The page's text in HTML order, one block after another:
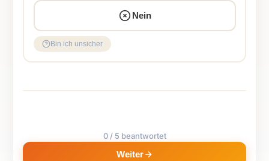
Nein
Bin ich unsicher
0 / 5 beantwortet
Weiter